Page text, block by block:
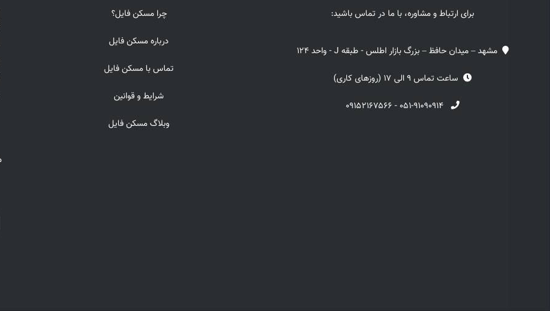
برای ارتباط و مشاوره، با ما در تماس باشید:
مشهد – میدان حافظ – بزرگ بازار اطلس - طبقه J - واحد 124
ساعت تماس 9 الی 17 (روزهای کاری)
۰۵۱-۹۱۰۹۰۹۱۴ - ۰۹۱۵۲۱۶۷۵۶۶
چرا مسکن فایل؟
درباره مسکن فایل
تماس با مسکن فایل
شرایط و قوانین
وبلاگ مسکن فایل